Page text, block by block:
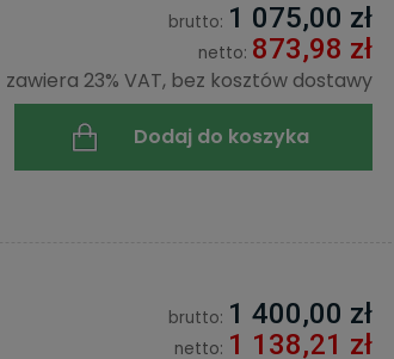
brutto: 1 075,00 zł
netto: 873,98 zł
zawiera 23% VAT, bez kosztów dostawy
Dodaj do koszyka
brutto: 1 400,00 zł
netto: 1 138,21 zł